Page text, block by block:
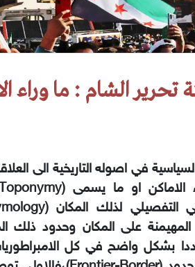
تحرير الشام : ما وراء
في اصوله التاريخية الى
المهيمنة على المكان وحدود
بشكل واضح في كل